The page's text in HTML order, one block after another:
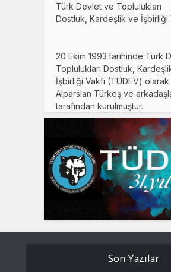
Türk Devlet ve Toplulukları
Dostluk, Kardeşlik ve İşbirliği
20 Ekim 1993 tarihinde Türk
Toplulukları Dostluk,
İşbirliği Vakfı (TÜDEV) olarak
Alparslan Türkeş ve
tarafından kurulmuştur.
Son Yazılar